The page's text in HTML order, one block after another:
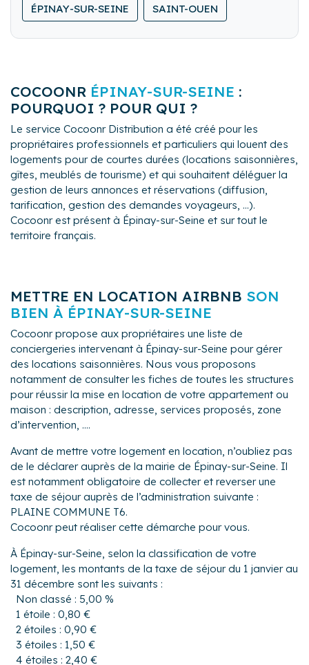
objectifs. Au-delà des prestations standard de
ÉPINAY-SUR-SEINE SAINT-OUEN
COCOONR ÉPINAY-SUR-SEINE :
POURQUOI ? POUR QUI ?
Le service Cocoonr Distribution a été créé pour les
propriétaires professionnels et particuliers qui louent des
logements pour de courtes durées (locations saisonnières,
gîtes, meublés de tourisme) et qui souhaitent déléguer la
gestion de leurs annonces et réservations (diffusion,
tarification, gestion des demandes voyageurs, ...).
Cocoonr est présent à Épinay-sur-Seine et sur tout le
territoire français.
METTRE EN LOCATION AIRBNB SON
BIEN À ÉPINAY-SUR-SEINE
Cocoonr propose aux propriétaires une liste de
conciergeries intervenant à Épinay-sur-Seine pour gérer
des locations saisonnières. Nous vous proposons
notamment de consulter les fiches de toutes les structures
pour réussir la mise en location de votre appartement ou
maison : description, adresse, services proposés, zone
d’intervention, ....
Avant de mettre votre logement en location, n’oubliez pas
de le déclarer auprès de la mairie de Épinay-sur-Seine. Il
est notamment obligatoire de collecter et reverser une
taxe de séjour auprès de l’administration suivante :
PLAINE COMMUNE T6.
Cocoonr peut réaliser cette démarche pour vous.
À Épinay-sur-Seine, selon la classification de votre
logement, les montants de la taxe de séjour du 1 janvier au
31 décembre sont les suivants :
Non classé : 5,00 %
1 étoile : 0,80 €
2 étoiles : 0,90 €
3 étoiles : 1,50 €
4 étoiles : 2,40 €